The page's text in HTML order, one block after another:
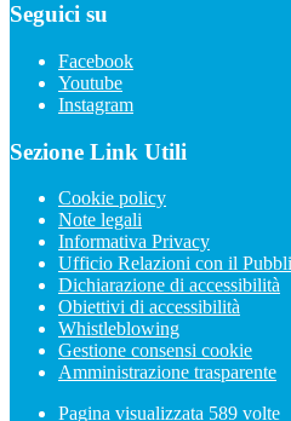
Seguici su
Facebook
Youtube
Instagram
Sezione Link Utili
Cookie policy
Note legali
Informativa Privacy
Ufficio Relazioni con il
Dichiarazione di accessibilità
Obiettivi di accessibilità
Whistleblowing
Gestione consensi cookie
Amministrazione trasparente
Pagina visualizzata 589 volte